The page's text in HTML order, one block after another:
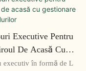
Executive Pentru
De Acasă Cu
A Cablurilor
executiv în formă de L